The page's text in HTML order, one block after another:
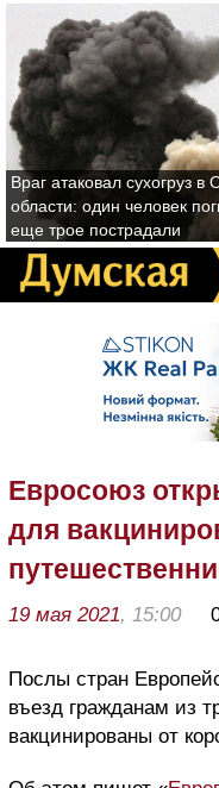
Враг атаковал сухогруз в
области: один человек
еще трое пострадали
Евросоюз
для
19 мая 2021, 15:00
Послы стран
въезд гражданам из
вакцинированы от